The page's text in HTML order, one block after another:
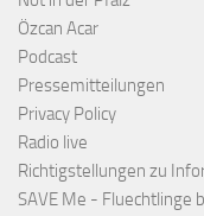
Özcan Acar
Podcast
Pressemitteilungen
Privacy Policy
Radio live
Richtigstellungen zu
SAVE Me - Fluechtlinge